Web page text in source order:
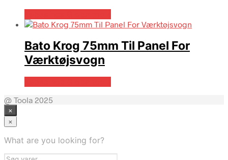
Bato Krog 75mm Til Panel For
Værktøjsvogn
@ Toola 2025
×
×
What are you looking for?